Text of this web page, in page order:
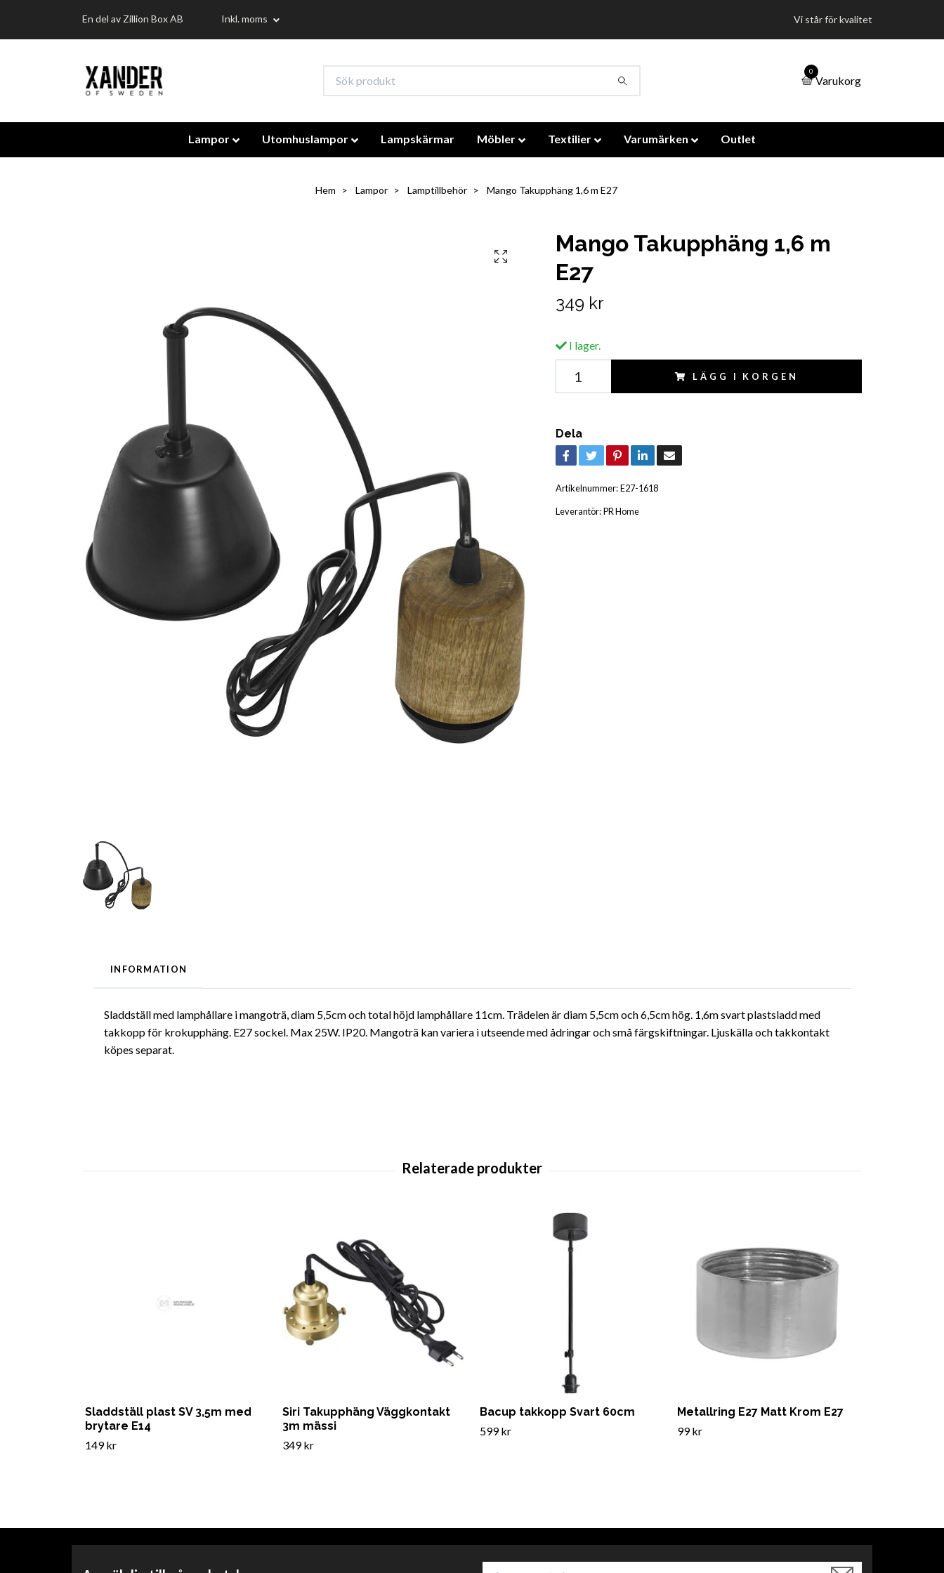
En del av Zillion Box AB Inkl. moms Vi står för kvalitet
0
Varukorg
Lampor Utomhuslampor Lampskärmar Möbler Textilier Varumärken Outlet
Hem Lampor Lamptillbehör Mango Takupphäng 1,6 m E27
Mango Takupphäng 1,6 m
E27
349 kr
I lager.
LÄGG I KORGEN
Dela
Artikelnummer:E27-1618
Leverantör:PR Home
INFORMATION
Sladdställ med lamphållare i mangoträ, diam 5,5cm och total höjd lamphållare 11cm. Trädelen är diam 5,5cm och 6,5cm hög. 1,6m svart plastsladd med
takkopp för krokupphäng. E27 sockel. Max 25W. IP20. Mangoträ kan variera i utseende med ådringar och små färgskiftningar. Ljuskälla och takkontakt
köpes separat.
Sladdställ plast SV 3,5m med
brytare E14
149 kr
Siri Takupphäng Väggkontakt
3m mässi
349 kr
Bacup takkopp Svart 60cm
599 kr
Metallring E27 Matt Krom E27
99 kr